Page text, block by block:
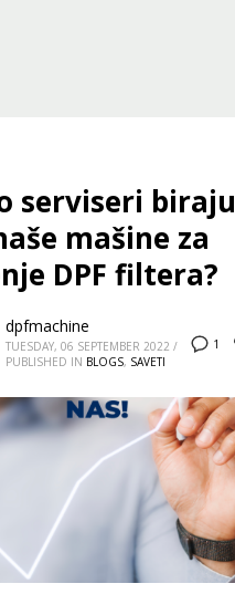
serviseri biraju
mašine za
DPF filtera?
1
dpfmachine
TUESDAY, 06 SEPTEMBER 2022 /
PUBLISHED IN BLOGS, SAVETI